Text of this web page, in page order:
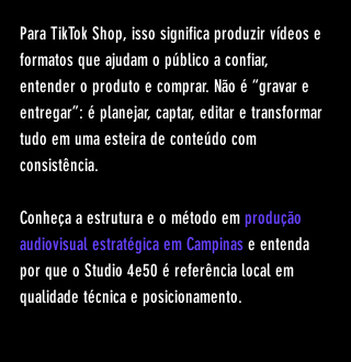
Para TikTok Shop, isso significa produzir vídeos e
formatos que ajudam o público a confiar,
entender o produto e comprar. Não é “gravar e
entregar”: é planejar, captar, editar e transformar
tudo em uma esteira de conteúdo com
consistência.
Conheça a estrutura e o método em produção
audiovisual estratégica em Campinas e entenda
por que o Studio 4e50 é referência local em
qualidade técnica e posicionamento.